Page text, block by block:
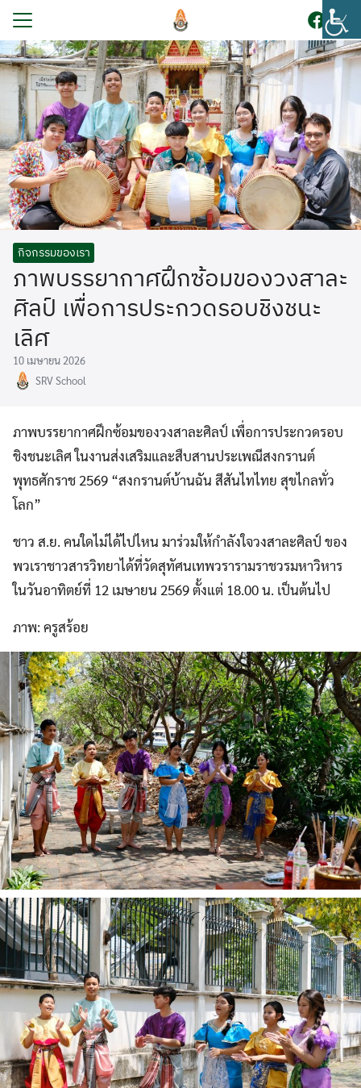
content
นักเรียน
ร
ะกันคุณภาพการศึกษา
รงเรียน
านภายใน
สัมพันธ์
ะกันอุบัติเหตุ
Search
for:
กิจกรรมของเรา
ภาพบรรยากาศฝึกซ้อมของวงสาละ
ศิลป์ เพื่อการประกวดรอบชิงชนะ
เลิศ
10 เมษายน 2026
SRV School
ภาพบรรยากาศฝึกซ้อมของวงสาละศิลป์ เพื่อการประกวดรอบ
ชิงชนะเลิศ ในงานส่งเสริมและสืบสานประเพณีสงกรานต์
พุทธศักราช 2569 “สงกรานต์บ้านฉัน สีสันไทไทย สุขไกลทั่ว
โลก”
ชาว ส.ย. คนใดไม่ได้ไปไหน มาร่วมให้กำลังใจวงสาละศิลป์ ของ
พวเราชาวสารวิทยาได้ที่วัดสุทัศนเทพวรารามราชวรมหาวิหาร
ในวันอาทิตย์ที่ 12 เมษายน 2569 ตั้งแต่ 18.00 น. เป็นต้นไป
ภาพ: ครูสร้อย